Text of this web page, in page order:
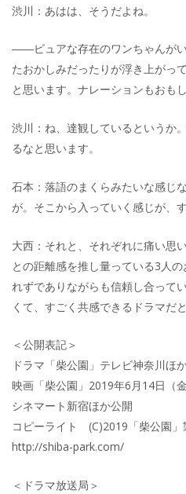
渋川：あはは、そうだよね。
――ピュアな存在のワンちゃんが
たおかしみだったりが浮き上がっ
と思います。ナレーションもおも
渋川：ね、達観しているというか
るなと思います。
石本：落語のまくらみたいな感じ
が。そこから入っていく感じが、
大西：それと、それぞれに痛い思
との距離感を推し量っている3人
れずでありながらも信頼し合って
くて、すごく共感できるドラマだと
＜公開表記＞
ドラマ「柴公園」テレビ神奈川ほ
映画「柴公園」2019年6月14日（
シネマート新宿ほか公開
コピーライト (C)2019「柴公園
http://shiba-park.com/
＜ドラマ放送局＞